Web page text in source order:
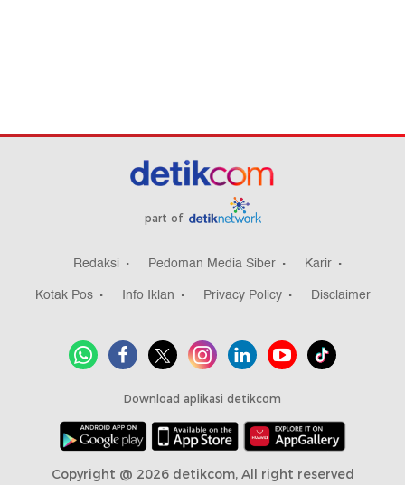
part of
Redaksi Pedoman Media Siber
Karir
Kotak Pos
Info Iklan Privacy Policy Disclaimer
Download aplikasi detikcom
Copyright @ 2026 detikcom, All right reserved